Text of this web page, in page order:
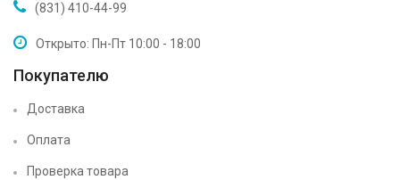
(831) 410-44-99
Открыто: Пн-Пт 10:00 - 18:00
Покупателю
Доставка
Оплата
Проверка товара